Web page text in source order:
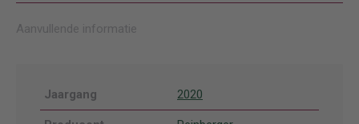
Aanvullende informatie
Jaargang 2020